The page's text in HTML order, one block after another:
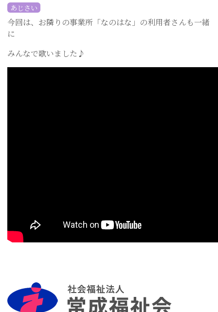
あじさい
今回は、お隣りの事業所「なのはな」の利用者さんも一緒
に
みんなで歌いました♪